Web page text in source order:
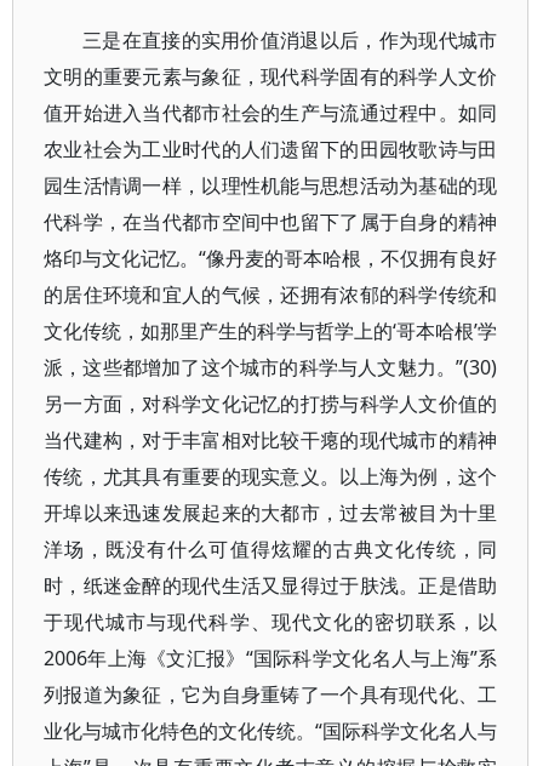
三是在直接的实用价值消退以后，作为现代城市
文明的重要元素与象征，现代科学固有的科学人文价
值开始进入当代都市社会的生产与流通过程中。如同
农业社会为工业时代的人们遗留下的田园牧歌诗与田
园生活情调一样，以理性机能与思想活动为基础的现
代科学，在当代都市空间中也留下了属于自身的精神
烙印与文化记忆。“像丹麦的哥本哈根，不仅拥有良好
的居住环境和宜人的气候，还拥有浓郁的科学传统和
文化传统，如那里产生的科学与哲学上的‘哥本哈根’学
派，这些都增加了这个城市的科学与人文魅力。”(30)
另一方面，对科学文化记忆的打捞与科学人文价值的
当代建构，对于丰富相对比较干瘪的现代城市的精神
传统，尤其具有重要的现实意义。以上海为例，这个
开埠以来迅速发展起来的大都市，过去常被目为十里
洋场，既没有什么可值得炫耀的古典文化传统，同
时，纸迷金醉的现代生活又显得过于肤浅。正是借助
于现代城市与现代科学、现代文化的密切联系，以
2006年上海《文汇报》“国际科学文化名人与上海”系
列报道为象征，它为自身重铸了一个具有现代化、工
业化与城市化特色的文化传统。“国际科学文化名人与